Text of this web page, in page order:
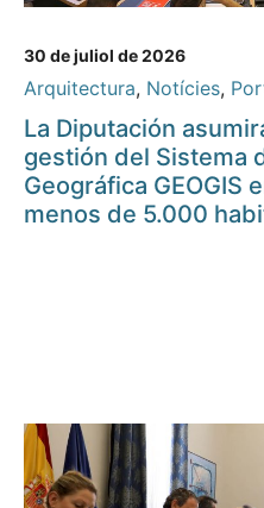
30 de juliol de 2026
Arquitectura, Notícies,
La Diputación
gestión del Sistema
Geográfica GEOGIS
menos de 5.000